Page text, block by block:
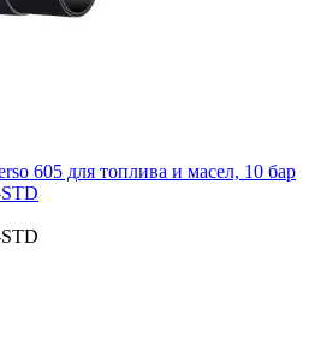
605 для топлива и масел, 10 бар